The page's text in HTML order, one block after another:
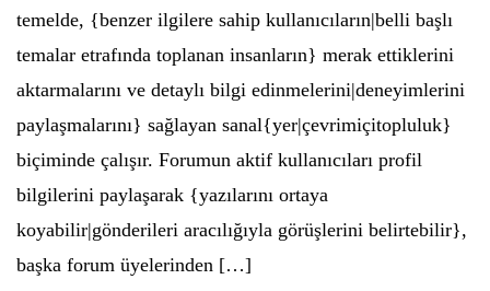
temelde, {benzer ilgilere sahip kullanıcıların|belli başlı
temalar etrafında toplanan insanların} merak ettiklerini
aktarmalarını ve detaylı bilgi edinmelerini|deneyimlerini
paylaşmalarını} sağlayan sanal{yer|çevrimiçitopluluk}
biçiminde çalışır. Forumun aktif kullanıcıları profil
bilgilerini paylaşarak {yazılarını ortaya
koyabilir|gönderileri aracılığıyla görüşlerini belirtebilir},
başka forum üyelerinden […]